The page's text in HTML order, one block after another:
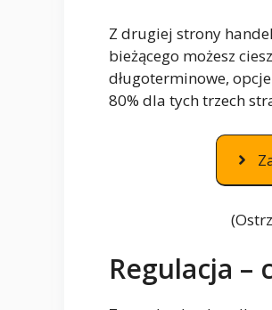
Z drugiej strony
bieżącego możesz
długoterminowe,
80% dla tych trzech
Regulacja –